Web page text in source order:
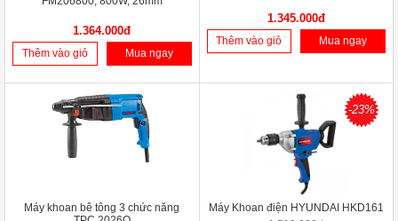
1.364.000đ
Thêm vào giỏ Mua ngay
1.345.000đ
Thêm vào giỏ Mua ngay
Máy khoan bê tông 3 chức năng
-23%
Máy Khoan điện HYUNDAI HKD161